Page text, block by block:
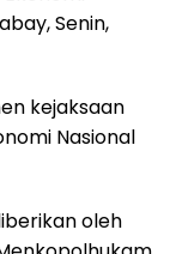
Senin,
kejaksaan
Nasional
oleh